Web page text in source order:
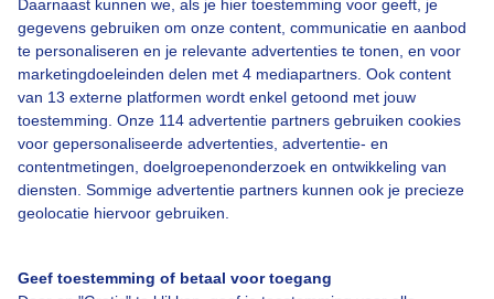
Daarnaast kunnen we, als je hier toestemming voor geeft, je
gegevens gebruiken om onze content, communicatie en aanbod
te personaliseren en je relevante advertenties te tonen, en voor
marketingdoeleinden delen met 4 mediapartners. Ook content
van 13 externe platformen wordt enkel getoond met jouw
toestemming. Onze 114 advertentie partners gebruiken cookies
voor gepersonaliseerde advertenties, advertentie- en
contentmetingen, doelgroepenonderzoek en ontwikkeling van
diensten. Sommige advertentie partners kunnen ook je precieze
geolocatie hiervoor gebruiken.
Geef toestemming of betaal voor toegang
Over Buienradar
Bedrijfsgegevens
Veelgestelde vragen
Contact
Gebruikersvoorwaarden